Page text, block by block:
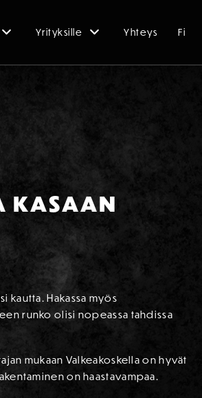
Yrityksille Yhteys Fi
KASAAN
kautta. Hakassa myös
runko olisi nopeassa tahdissa
mukaan Valkeakoskella on hyvät
on haastavampaa.